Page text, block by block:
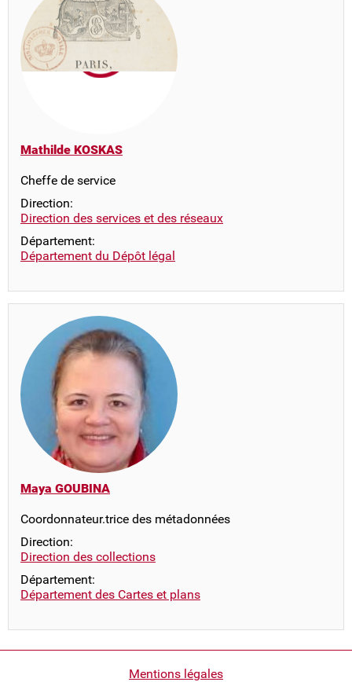
Mathilde KOSKAS
Cheffe de service
Direction:
Direction des services et des réseaux
Département:
Département du Dépôt légal
Maya GOUBINA
Coordonnateur.trice des métadonnées
Direction:
Direction des collections
Département:
Département des Cartes et plans
Mentions légales